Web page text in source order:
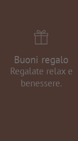
Buoni regalo
Regalate relax e
benessere.